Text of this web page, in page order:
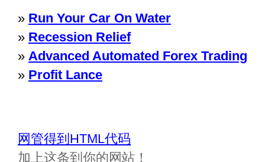
» Run Your Car On Water
» Recession Relief
» Advanced Automated Forex Trading
» Profit Lance
网管得到HTML代码
加上这条到你的网站！